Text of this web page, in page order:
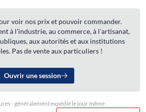
voir nos prix et pouvoir commander.
à l'industrie, au commerce, à l'artisanat,
aux autorités et aux institutions
Pas de vente aux particuliers !
Ouvrir une session
- généralement expédié le jour même